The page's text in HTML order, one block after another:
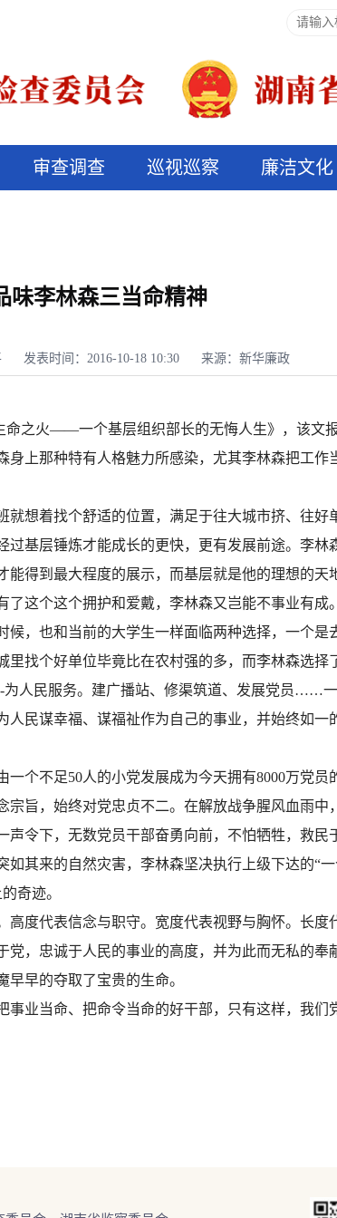
审查调查 巡视巡察 廉洁文化
味李林森三当命精神
发表时间：2016-10-18 10:30 来源：新华廉政
之火——一个基层组织部长的无悔人生》，该文
上那种特有人格魅力所感染，尤其李林森把工
想着找个舒适的位置，满足于往大城市挤、往好
基层锤炼才能成长的更快，更有发展前途。李林
得到最大程度的展示，而基层就是他的理想的
这个这个拥护和爱戴，李林森又岂能不事业有成。
，也和当前的大学生一样面临两种选择，一个是
找个好单位毕竟比在农村强的多，而李林森选
人民服务。建广播站、修渠筑道、发展党员……
民谋幸福、谋福祉作为自己的事业，并始终如
个不足50人的小党发展成为今天拥有8000万党员
旨，始终对党忠贞不二。在解放战争腥风血雨
令下，无数党员干部奋勇向前，不怕牺牲，救
其来的自然灾害，李林森坚决执行上级下达的“
奇迹。
度代表信念与职守。宽度代表视野与胸怀。长度
，忠诚于人民的事业的高度，并为此而无私的
早的夺取了宝贵的生命。
业当命、把命令当命的好干部，只有这样，我们